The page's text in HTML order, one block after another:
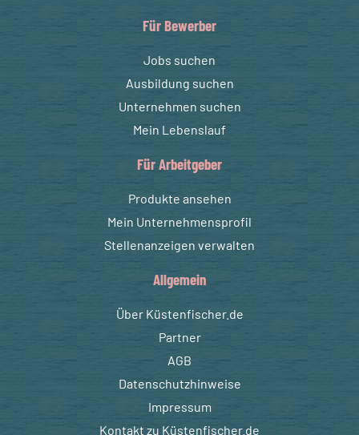
Für Bewerber
Jobs suchen
Ausbildung suchen
Unternehmen suchen
Mein Lebenslauf
Für Arbeitgeber
Produkte ansehen
Mein Unternehmensprofil
Stellenanzeigen verwalten
Allgemein
Über Küstenfischer.de
Partner
AGB
Datenschutzhinweise
Impressum
Kontakt zu Küstenfischer.de